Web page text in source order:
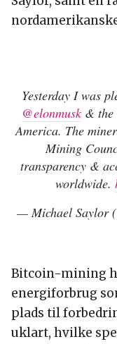
Yesterday I was
@elonmusk& the
America. The
Mining
transparency &
worldwide.
— Michael Saylor
Bitcoin-mining
energiforbrug
plads til
uklart, hvilke